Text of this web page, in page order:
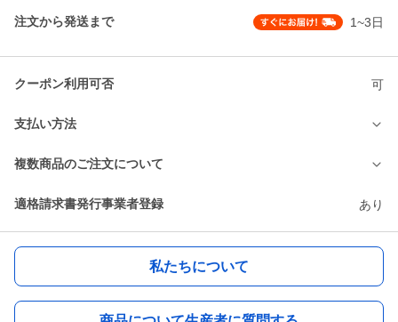
注文から発送まで 1~3日
クーポン利用可否 可
支払い方法
複数商品のご注文について
適格請求書発行事業者登録 あり
私たちについて